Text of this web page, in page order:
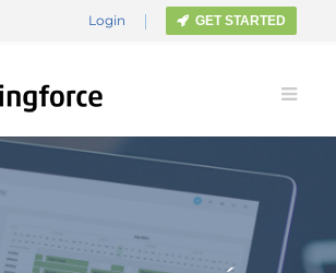
Login GET STARTED